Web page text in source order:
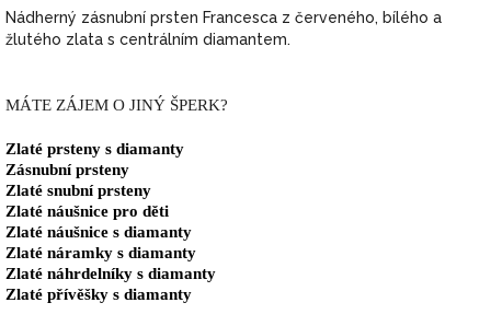
Nádherný zásnubní prsten Francesca z červeného, bílého a
žlutého zlata s centrálním diamantem.
MÁTE ZÁJEM O JINÝ ŠPERK?
Zlaté prsteny s diamanty
Zásnubní prsteny
Zlaté snubní prsteny
Zlaté náušnice pro děti
Zlaté náušnice s diamanty
Zlaté náramky s diamanty
Zlaté náhrdelníky s diamanty
Zlaté přívěšky s diamanty